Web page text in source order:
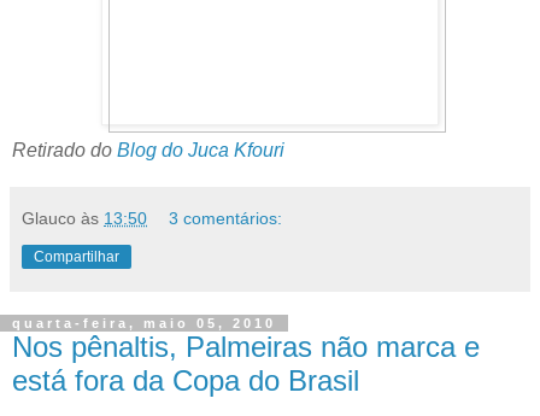
Retirado do Blog do Juca Kfouri
Glauco às 13:50 3 comentários:
Compartilhar
quarta-feira, maio 05, 2010
Nos pênaltis, Palmeiras não marca e
está fora da Copa do Brasil